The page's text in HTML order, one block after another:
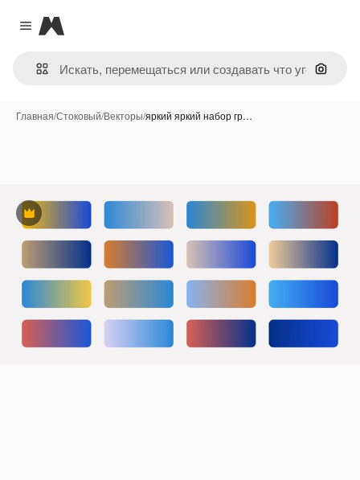
Close menu
Magnific
Поиск
Главная/Стоковый/Векторы/яркий яркий набор гр…
Премиум